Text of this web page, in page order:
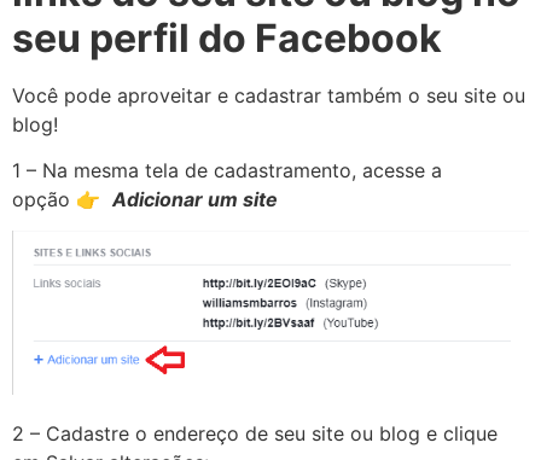
seu perfil do Facebook
Você pode aproveitar e cadastrar também o seu site ou
blog!
1 – Na mesma tela de cadastramento, acesse a
opção 👉 Adicionar um site
2 – Cadastre o endereço de seu site ou blog e clique